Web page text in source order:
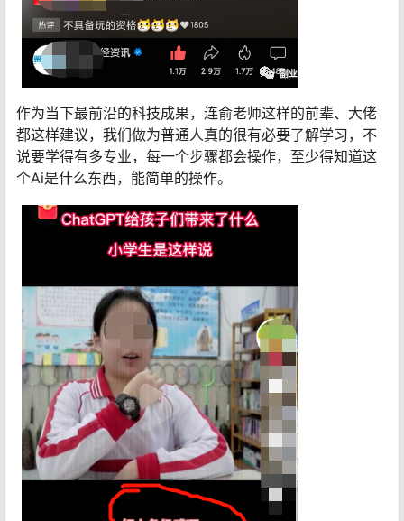
作为当下最前沿的科技成果，连俞老师这样的前辈、大佬
都这样建议，我们做为普通人真的很有必要了解学习，不
说要学得有多专业，每一个步骤都会操作，至少得知道这
个Ai是什么东西，能简单的操作。